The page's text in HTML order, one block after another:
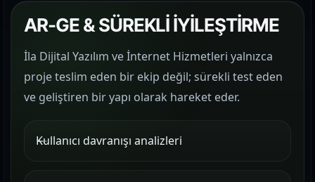
AR-GE & SÜREKLİ İYİLEŞTİRME
İla Dijital Yazılım ve İnternet Hizmetleri yalnızca
proje teslim eden bir ekip değil; sürekli test eden
ve geliştiren bir yapı olarak hareket eder.
Kullanıcı davranışı analizleri